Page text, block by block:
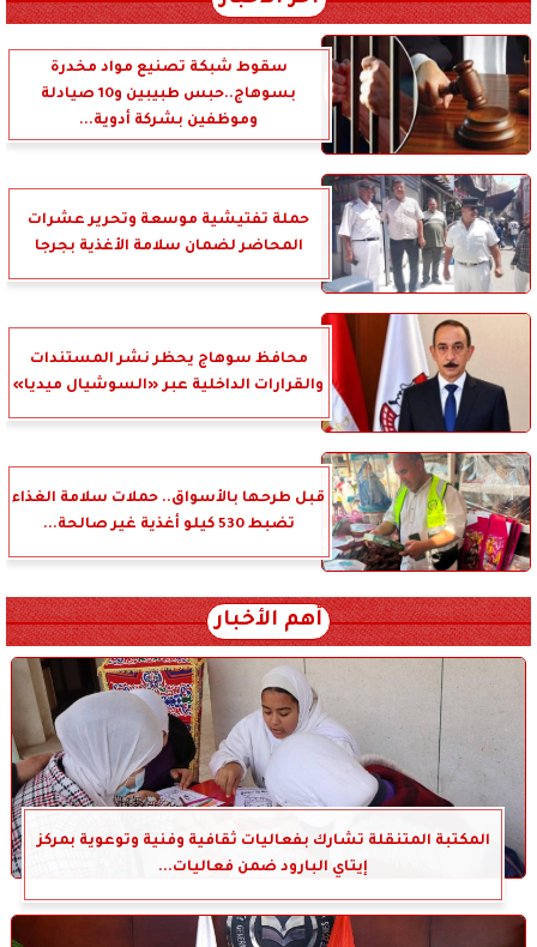
سقوط شبكة تصنيع مواد مخدرة
بسوهاج..حبس طبيبين و10 صيادلة
وموظفين بشركة أدوية...
حملة تفتيشية موسعة وتحرير عشرات
المحاضر لضمان سلامة الأغذية بجرجا
محافظ سوهاج يحظر نشر المستندات
والقرارات الداخلية عبر «السوشيال ميديا»
قبل طرحها بالأسواق.. حملات سلامة الغذاء
تضبط 530 كيلو أغذية غير صالحة...
أهم الأخبار
المكتبة المتنقلة تشارك بفعاليات ثقافية وفنية وتوعوية بمركز
إيتاي البارود ضمن فعاليات...